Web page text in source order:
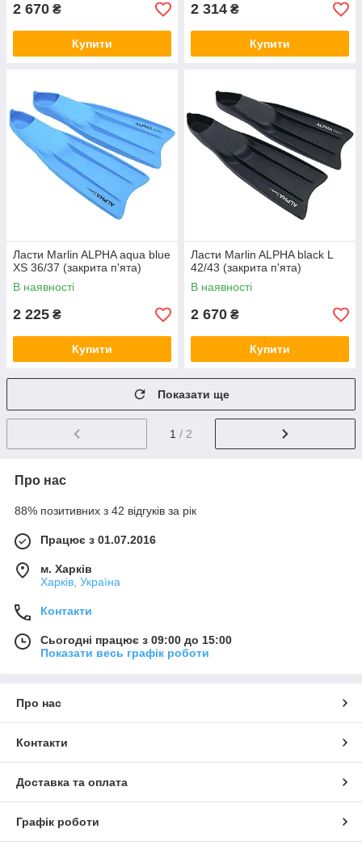
2 670 ₴
Купити
2 314 ₴
Купити
Ласти Marlin ALPHA aqua blue
XS 36/37 (закрита п'ята)
В наявності
2 225 ₴
Купити
Ласти Marlin ALPHA black L
42/43 (закрита п'ята)
В наявності
2 670 ₴
Купити
Показати ще
1 / 2
Про нас
88% позитивних з 42 відгуків за рік
Працює з 01.07.2016
м. Харків
Харків, Україна
Контакти
Сьогодні працює з 09:00 до 15:00
Показати весь графік роботи
Про нас
Контакти
Доставка та оплата
Графік роботи